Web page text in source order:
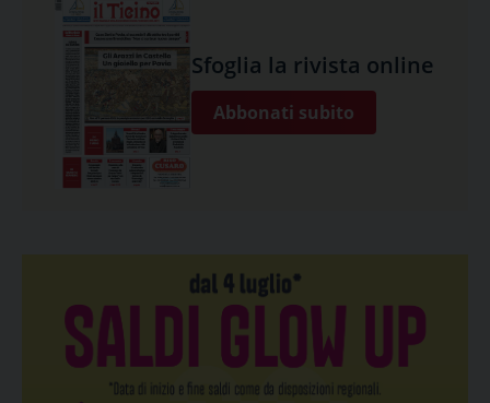
Sfoglia la rivista online
Abbonati subito